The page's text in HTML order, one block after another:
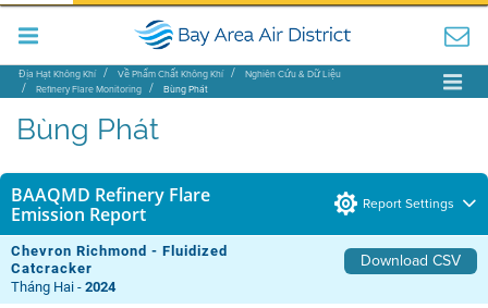
Địa Hạt Không Khí Về Phẩm Chất Không Khí
Nghiên Cứu & Dữ Liệu
Refinery Flare Monitoring
Bùng Phát
Bùng Phát
BAAQMD Refinery Flare
Emission Report
Report Settings
Chevron Richmond - Fluidized
Catcracker
Download CSV
Tháng Hai -2024